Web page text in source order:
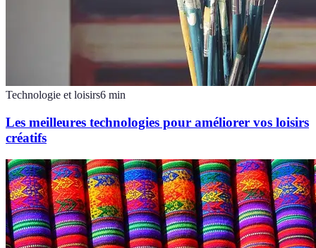
Technologie et loisirs6 min
Les meilleures technologies pour améliorer vos loisirs
créatifs